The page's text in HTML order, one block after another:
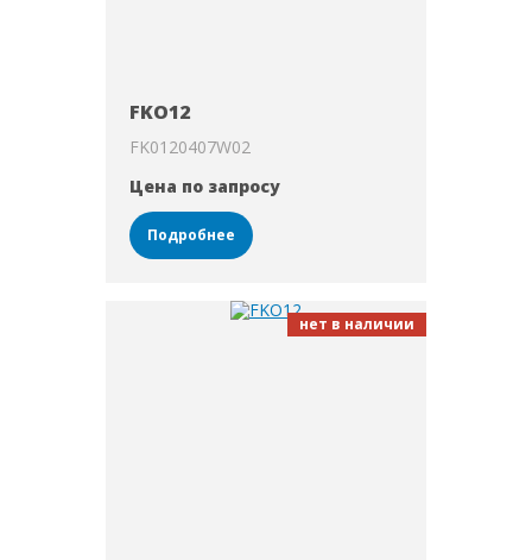
FKO12
FK0120407W02
Цена по запросу
Подробнее
нет в наличии